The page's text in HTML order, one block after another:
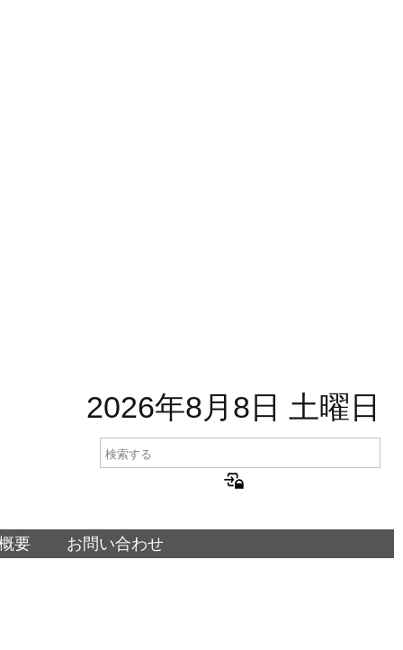
2026年8月8日 土曜日
要 お問い合わせ